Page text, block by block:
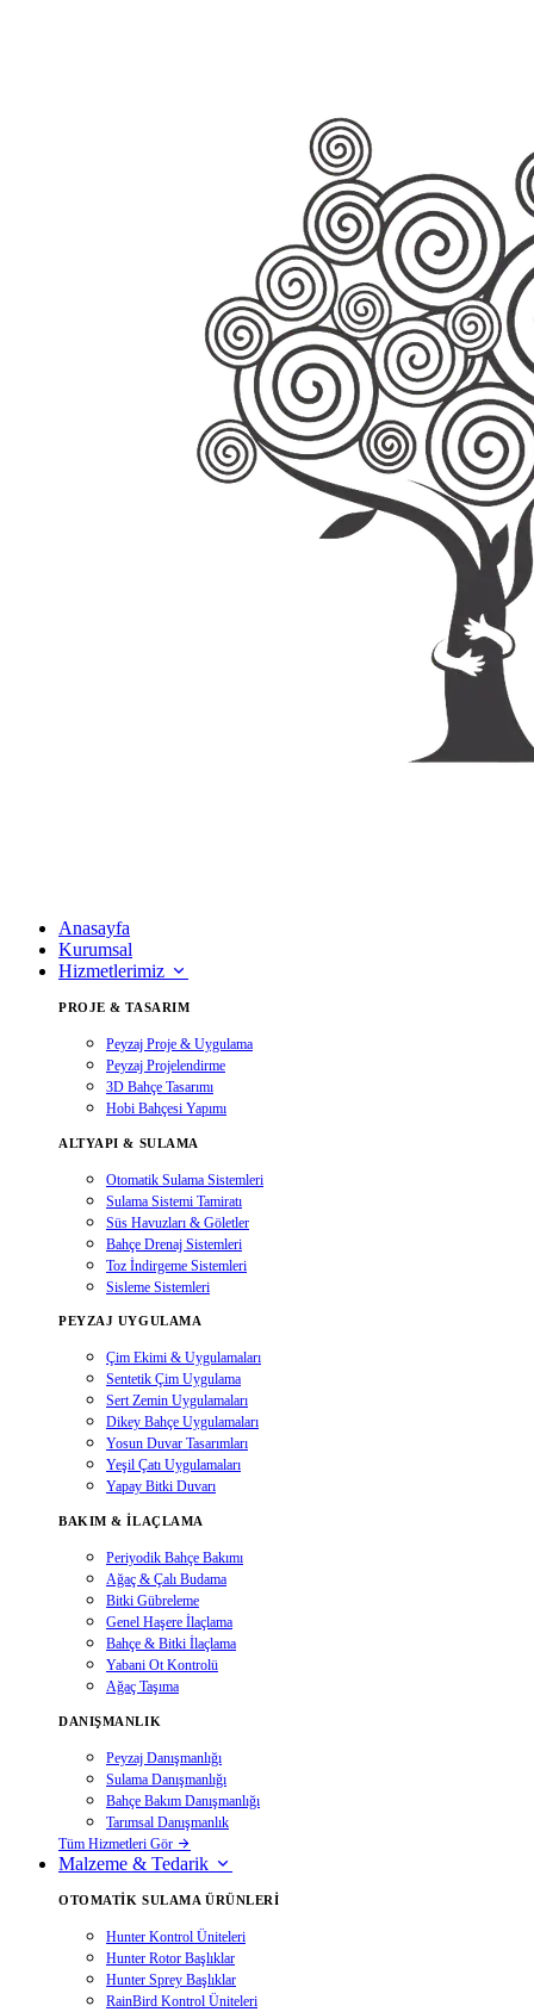
Anasayfa
Kurumsal
Hizmetlerimiz
PROJE & TASARIM
Peyzaj Proje & Uygulama
Peyzaj Projelendirme
3D Bahçe Tasarımı
Hobi Bahçesi Yapımı
ALTYAPI & SULAMA
Otomatik Sulama Sistemleri
Sulama Sistemi Tamiratı
Süs Havuzları & Göletler
Bahçe Drenaj Sistemleri
Toz İndirgeme Sistemleri
Sisleme Sistemleri
PEYZAJ UYGULAMA
Çim Ekimi & Uygulamaları
Sentetik Çim Uygulama
Sert Zemin Uygulamaları
Dikey Bahçe Uygulamaları
Yosun Duvar Tasarımları
Yeşil Çatı Uygulamaları
Yapay Bitki Duvarı
BAKIM & İLAÇLAMA
Periyodik Bahçe Bakımı
Ağaç & Çalı Budama
Bitki Gübreleme
Genel Haşere İlaçlama
Bahçe & Bitki İlaçlama
Yabani Ot Kontrolü
Ağaç Taşıma
DANIŞMANLIK
Peyzaj Danışmanlığı
Sulama Danışmanlığı
Bahçe Bakım Danışmanlığı
Tarımsal Danışmanlık
Tüm Hizmetleri Gör
Malzeme & Tedarik
OTOMATIK SULAMA ÜRÜNLERI
Hunter Kontrol Üniteleri
Hunter Rotor Başlıklar
Hunter Sprey Başlıklar
RainBird Kontrol Üniteleri